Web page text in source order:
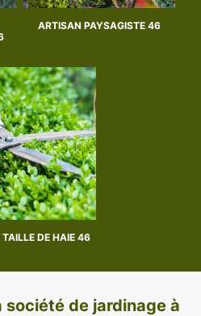
ARTISAN PAYSAGISTE 46
TAILLE DE HAIE 46
société de jardinage à